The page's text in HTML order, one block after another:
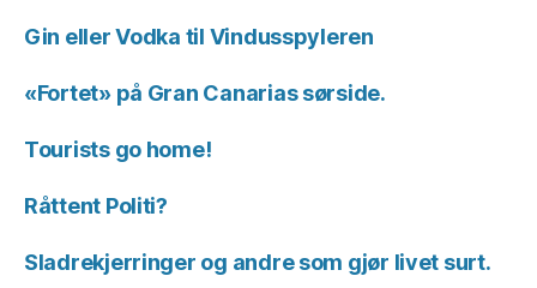
Gin eller Vodka til Vindusspyleren
«Fortet» på Gran Canarias sørside.
Tourists go home!
Råttent Politi?
Sladrekjerringer og andre som gjør livet surt.